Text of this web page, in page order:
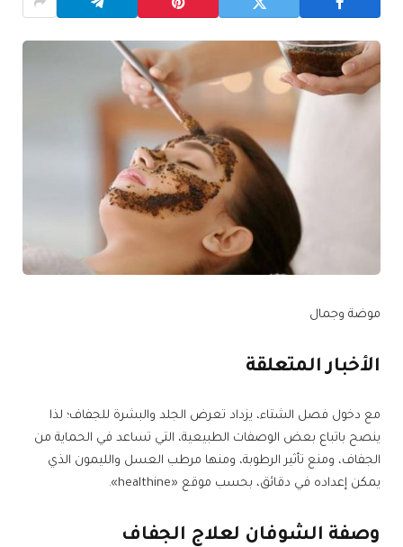
موضة وجمال
الأخبار المتعلقة
مع دخول فصل الشتاء، يزداد تعرض الجلد والبشرة للجفاف؛ لذا
ينصح باتباع بعض الوصفات الطبيعية، التي تساعد في الحماية من
الجفاف، ومنع تأثير الرطوبة، ومنها مرطب العسل والليمون الذي
يمكن إعداده في دقائق، بحسب موقع «healthine».
وصفة الشوفان لعلاج الجفاف